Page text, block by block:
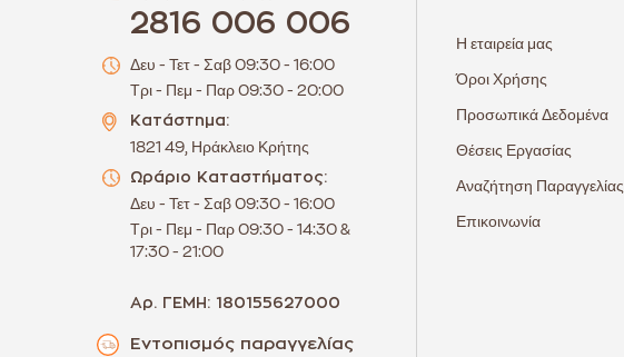
2816 006 006
Δευ - Τετ - Σαβ 09:30 - 16:00
Τρι - Πεμ - Παρ 09:30 - 20:00
Κατάστημα:
1821 49, Ηράκλειο Κρήτης
Ωράριο Καταστήματος:
Δευ - Τετ - Σαβ 09:30 - 16:00
Τρι - Πεμ - Παρ 09:30 - 14:30 &
17:30 - 21:00
Αρ. ΓΕΜΗ: 180155627000
Εντοπισμός παραγγελίας
Η εταιρεία μας
Όροι Χρήσης
Προσωπικά Δεδομένα
Θέσεις Εργασίας
Αναζήτηση Παραγγελίας
Επικοινωνία